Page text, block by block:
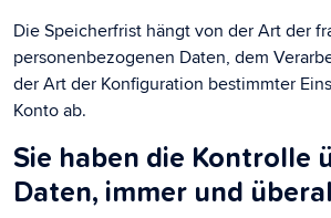
Die Speicherfrist hängt von der Art der
personenbezogenen Daten, dem
der Art der Konfiguration bestimmter
Konto ab.
Sie haben die Kontrolle
Daten, immer und